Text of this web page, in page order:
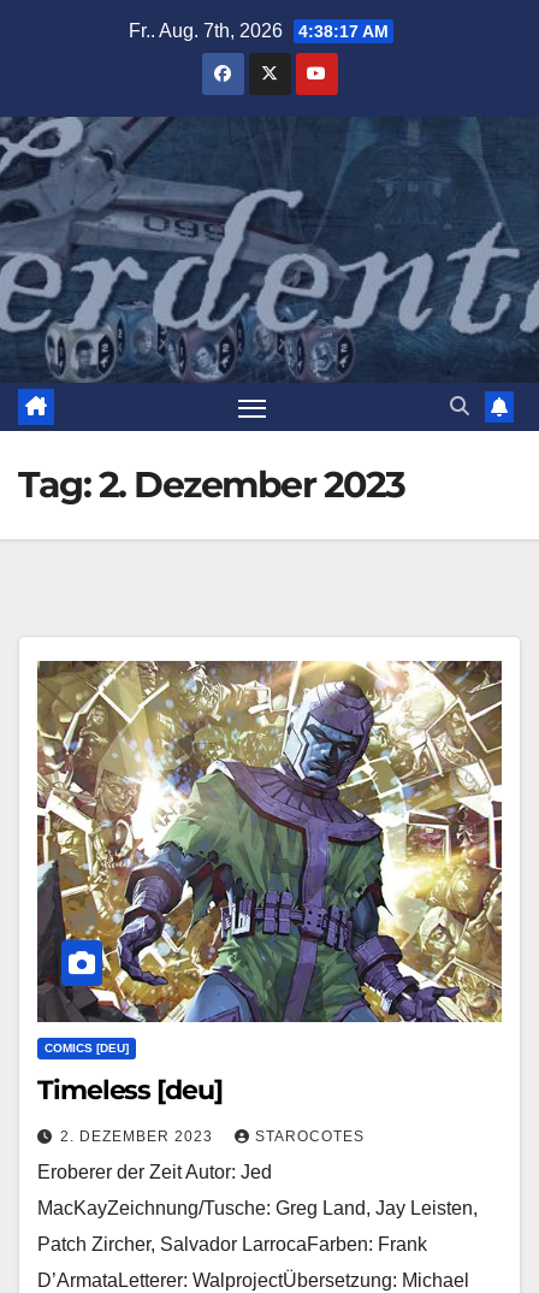
Fr.. Aug. 7th, 2026 4:38:18 AM
Tag:2. Dezember 2023
COMICS [DEU]
Timeless [deu]
2. DEZEMBER 2023 STAROCOTES
Eroberer der Zeit Autor: Jed
MacKayZeichnung/Tusche: Greg Land, Jay Leisten,
Patch Zircher, Salvador LarrocaFarben: Frank
D’ArmataLetterer: WalprojectÜbersetzung: Michael